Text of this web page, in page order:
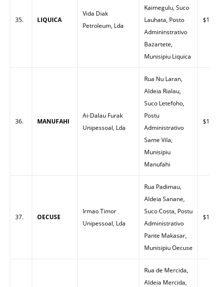
35. LIQUICA
Vida Diak
Petroleum, Lda
Kaimegulu, Suco
Lauhata, Posto
Admininstrativo
Bazartete,
Munisipiu Liquica
$1.45
36. MANUFAHI
Ai-Dalau Furak
Unipessoal, Lda
Rua Nu Laran,
Aldeia Rialau,
Suco Letefoho,
Postu
Administrativo
Same Vila,
Munisipiu
Manufahi
$1.60
37. OECUSE
Irmao Timor
Unipessoal, Lda
Rua Padimau,
Aldeia Sanane,
Suco Costa, Postu
Administrativo
Pante Makasar,
Munisipiu Oecuse
$1.66
Rua de Mercida,
Aldeia Mercida,